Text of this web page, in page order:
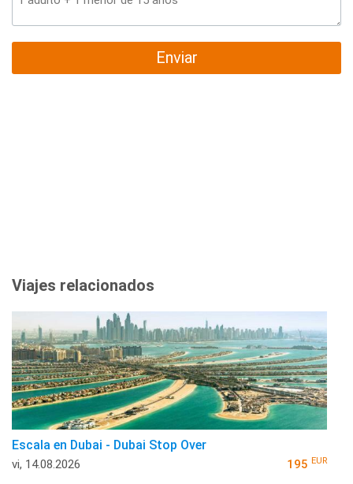
Enviar
Viajes relacionados
Escala en Dubai - Dubai Stop Over
vi, 14.08.2026 195 EUR